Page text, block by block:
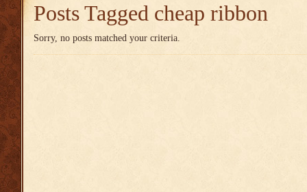
Posts Tagged cheap ribbon
Sorry, no posts matched your criteria.